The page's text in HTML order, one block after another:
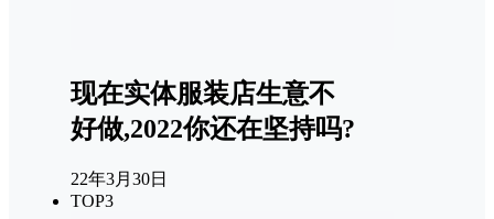
现在实体服装店生意不
好做,2022你还在坚持吗?
22年3月30日
TOP3